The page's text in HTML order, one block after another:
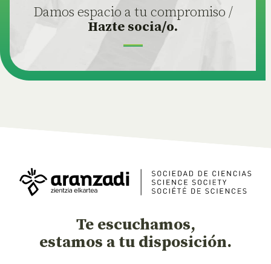
Damos espacio a tu compromiso /
Hazte socia/o.
Te escuchamos,
estamos a tu disposición.